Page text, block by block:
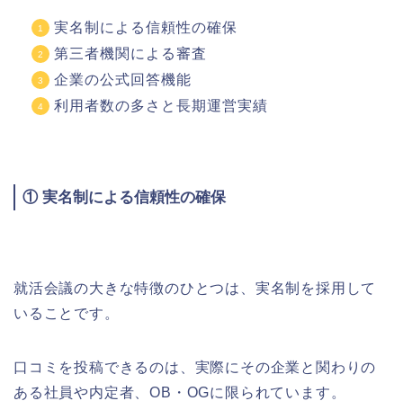
実名制による信頼性の確保
第三者機関による審査
企業の公式回答機能
利用者数の多さと長期運営実績
① 実名制による信頼性の確保
就活会議の大きな特徴のひとつは、実名制を採用して
いることです。
口コミを投稿できるのは、実際にその企業と関わりの
ある社員や内定者、OB・OGに限られています。